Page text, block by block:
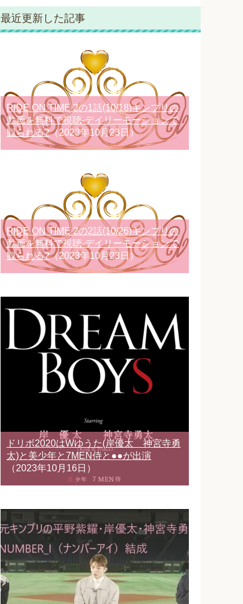
最近更新した記事
RIDE ON TIME 2の1話(10/18)キンプリの
動画を無料で視聴-デイリーモーションで
観られる?（2023年10月23日）
RIDE ON TIME 2の2話(10/26)キンプリの
動画を無料で視聴-デイリーモーションで
観られる?（2023年10月23日）
ドリボ2020はWゆうた(岸優太 神宮寺勇
太)と美少年と7MEN侍と●●が出演
（2023年10月16日）